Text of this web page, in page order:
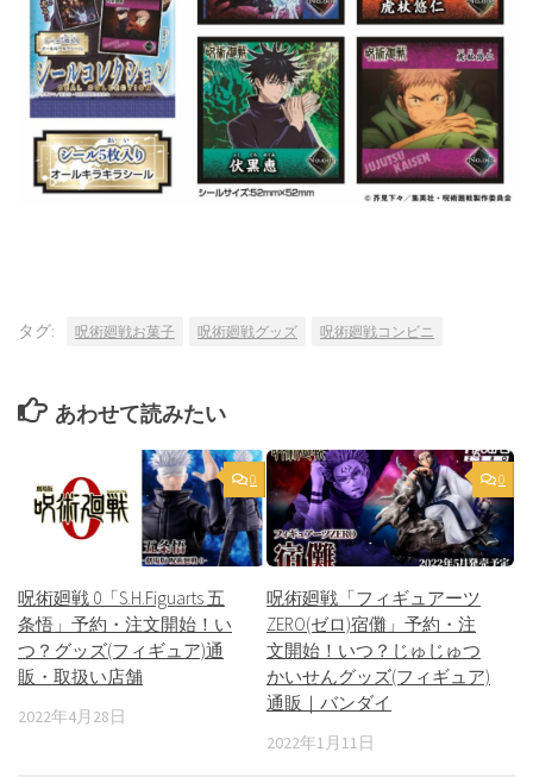
タグ: 呪術廻戦お菓子 呪術廻戦グッズ 呪術廻戦コンビニ
あわせて読みたい
0
呪術廻戦 0「S.H.Figuarts 五
条悟」予約・注文開始！い
つ？グッズ(フィギュア)通
販・取扱い店舗
2022年4月28日
0
呪術廻戦「フィギュアーツ
ZERO(ゼロ)宿儺」予約・注
文開始！いつ？じゅじゅつ
かいせんグッズ(フィギュア)
通販｜バンダイ
2022年1月11日